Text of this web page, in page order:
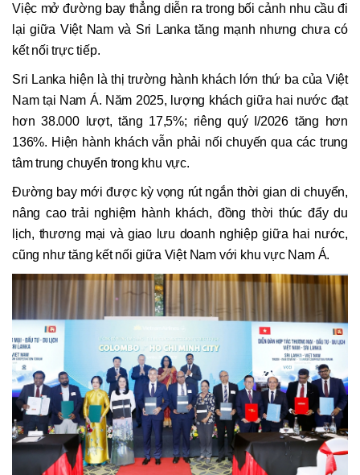
Việc mở đường bay thẳng diễn ra trong bối cảnh nhu cầu đi
lại giữa Việt Nam và Sri Lanka tăng mạnh nhưng chưa có
kết nối trực tiếp.
Sri Lanka hiện là thị trường hành khách lớn thứ ba của Việt
Nam tại Nam Á. Năm 2025, lượng khách giữa hai nước đạt
hơn 38.000 lượt, tăng 17,5%; riêng quý I/2026 tăng hơn
136%. Hiện hành khách vẫn phải nối chuyến qua các trung
tâm trung chuyển trong khu vực.
Đường bay mới được kỳ vọng rút ngắn thời gian di chuyển,
nâng cao trải nghiệm hành khách, đồng thời thúc đẩy du
lịch, thương mại và giao lưu doanh nghiệp giữa hai nước,
cũng như tăng kết nối giữa Việt Nam với khu vực Nam Á.